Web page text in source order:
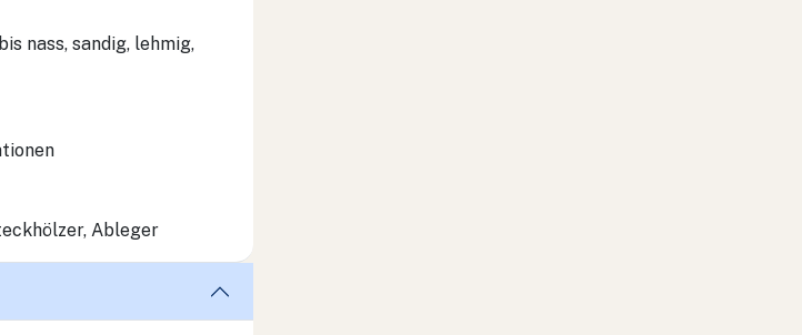
nass, sandig, lehmig,
Ableger